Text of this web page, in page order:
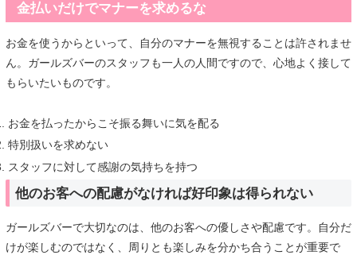
金払いだけでマナーを求めるな
お金を使うからといって、自分のマナーを無視することは許されませ
ん。ガールズバーのスタッフも一人の人間ですので、心地よく接して
もらいたいものです。
お金を払ったからこそ振る舞いに気を配る
特別扱いを求めない
スタッフに対して感謝の気持ちを持つ
他のお客への配慮がなければ好印象は得られない
ガールズバーで大切なのは、他のお客への優しさや配慮です。自分だ
けが楽しむのではなく、周りとも楽しみを分かち合うことが重要で